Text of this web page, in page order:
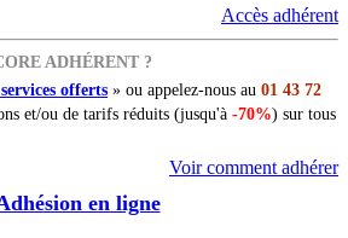
Accès adhérent
ADHÉRENT ?
offerts » ou appelez-nous au 01 43 72
et/ou de tarifs réduits (jusqu'à -70%) sur tous
Voir comment adhérer
en ligne